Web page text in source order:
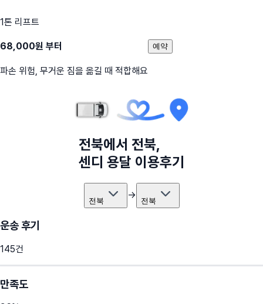
1톤 리프트
68,000원 부터
파손 위험, 무거운 짐을 옮길 때 적합해요
예약
전북에서 전북,
센디 용달 이용후기
전북 → 전북
운송 후기
145건
만족도